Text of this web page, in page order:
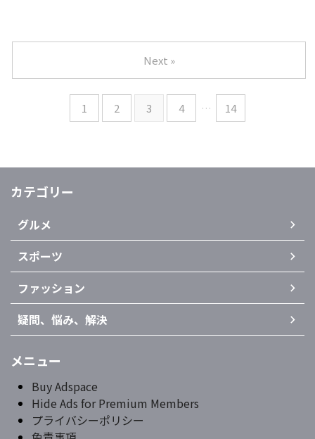
1 2 3 4 … 14
Next »
カテゴリー
グルメ
スポーツ
ファッション
疑問、悩み、解決
メニュー
Buy Adspace
Hide Ads for Premium Members
プライバシーポリシー